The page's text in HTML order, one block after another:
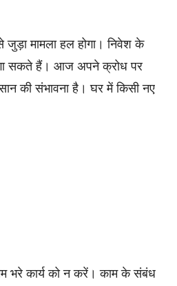
मामला हल होगा। निवेश के
सकते हैं। आज अपने क्रोध पर
की संभावना है। घर में किसी नए
भरे कार्य को न करें। काम के संबंध